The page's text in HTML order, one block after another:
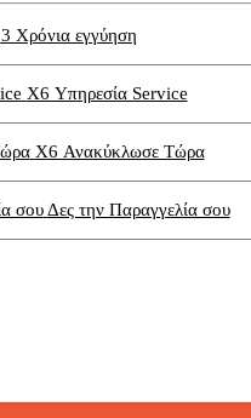
3 Χρόνια εγγύηση
X6 Υπηρεσία Service
X6 Ανακύκλωσε Τώρα
Δες την Παραγγελία σου